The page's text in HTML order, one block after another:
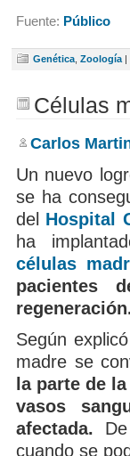
Fuente: Público
Genética Zoología |
Células
Carlos
Un nuevo
se ha
del Hospital
ha
células
pacientes
Según
madre se
la parte de
vasos
afectada.
cuando se